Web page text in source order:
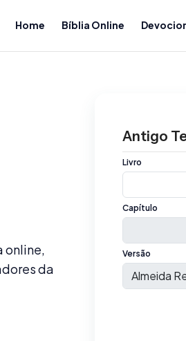
Home Bíblia Online
online,
da
Antigo
Livro
Capítulo
Versão